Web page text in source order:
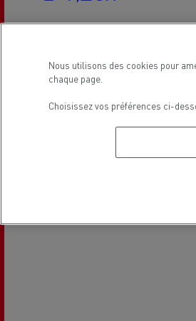
Emplacement
Nous utilisons des cookies pour
chaque page.
Choisissez vos préférences ci-